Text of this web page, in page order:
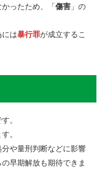
ったため、「傷害 」の
には暴行罪が成立するこ
。
。
や量刑判断などに影響
早期解放も期待できま